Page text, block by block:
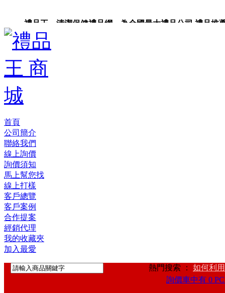
禮品王 清潔保健禮品網 為全國最大禮品公司,禮品推
禮品卡,企業禮品,禮品小物,高級禮品,禮品網站。
首頁
公司簡介
聯絡我們
線上詢價
詢價須知
馬上幫您找
線上打樣
客戶總覽
客戶案例
合作提案
經銷代理
我的收藏夾
加入最愛
熱門搜索 ： 如何利
詢價車中有 0